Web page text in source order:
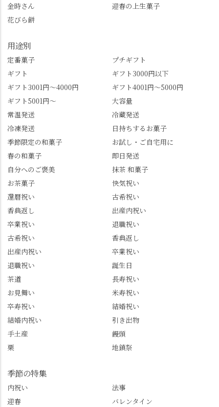
てみてね。 みなさんは
この中で気になったも
すめ品ばかりです。よ
かったらぜひこの機会
北川🍡 住所 長岡京市う
ぐいす台1-3 TEL 075-
954-0400 営業時間 10:00
@mizuha_kitagawa #セン
ス長岡京 #SENSE長岡
京公式アンバサダー #み
ずは北川 私のアカウン
グルメをメインに発
信。お店選びの参考な
どにご利用いただける
の情報を詳しく知りた
い人は、下記アカウン
トもあわせてチェック
@sense_nagaokakyo 長岡
京市観光協会
@nagaokakyo_tourism ふ
@furufuru_nagaokakyo
物価の値上がりが激し
な再評価のお話まで聞
景、もっと知られてほ
しい！ 🍋締めは「みず
話題のレモンわらび餅
と、夏季限定・竹筒入
り水ようかん「清竹」
んな大満足の笑顔😋 さ
らに日高さんから、な
かの邸の珈琲パックと
小倉山荘のお菓子のサ
で🎁最後の最後まで"お
もてなし"の心を教えて
いただきました。 プロ
ドライバーならではの
ルート取り、駐車場事
情、お客様を飽きさせ
ない語り口…。楽しみ
ながら学びっぱなしの
のガイド活動にしっか
り活かしていきます💪
西山、ほんまにええと
こです。次はあなたを
🚕✨ #京都西山旅感 #京
都西山 #おもてなしタク
こごろ #勝持寺 #正法寺
#善峯寺 #あじさい #あ
金時さん
迎春の上生菓子
花びら餅
用途別
定番菓子
プチギフト
ギフト
ギフト3000円以下
ギフト3001円～4000円
ギフト4001円～5000円
ギフト5001円～
大容量
常温発送
冷蔵発送
冷凍発送
日持ちするお菓子
季節限定の和菓子
お試し・ご自宅用に
春の和菓子
即日発送
自分へのご褒美
抹茶 和菓子
お茶菓子
快気祝い
還暦祝い
古希祝い
香典返し
出産内祝い
卒業祝い
退職祝い
古希祝い
香典返し
出産内祝い
卒業祝い
退職祝い
誕生日
茶道
長寿祝い
お見舞い
米寿祝い
卒寿祝い
結婚祝い
結婚内祝い
引き出物
手土産
饅頭
栗
地鎮祭
季節の特集
内祝い
法事
迎春
バレンタイン